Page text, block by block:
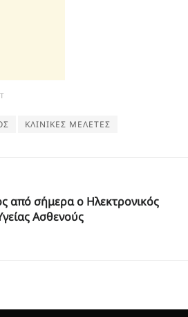
ΚΛΙΝΙΚΕΣ ΜΕΛΕΤΕΣ
από σήμερα ο Ηλεκτρονικός
Ασθενούς